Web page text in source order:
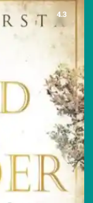
4.3